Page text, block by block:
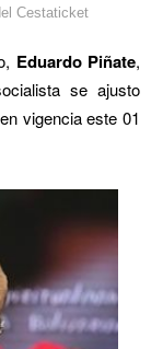
Cestaticket
Eduardo Piñate,
se ajusto
vigencia este 01